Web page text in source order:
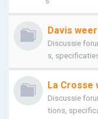
Davis
Discussie
s,
La
Discussie
tions,